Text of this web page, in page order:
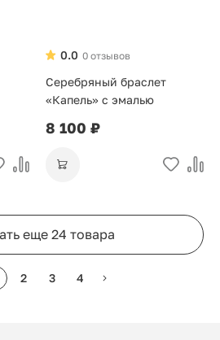
0 отзывов
0.0
Серебряный браслет
«Капель» с эмалью
8 100 ₽
еще 24 товара
2 3 4